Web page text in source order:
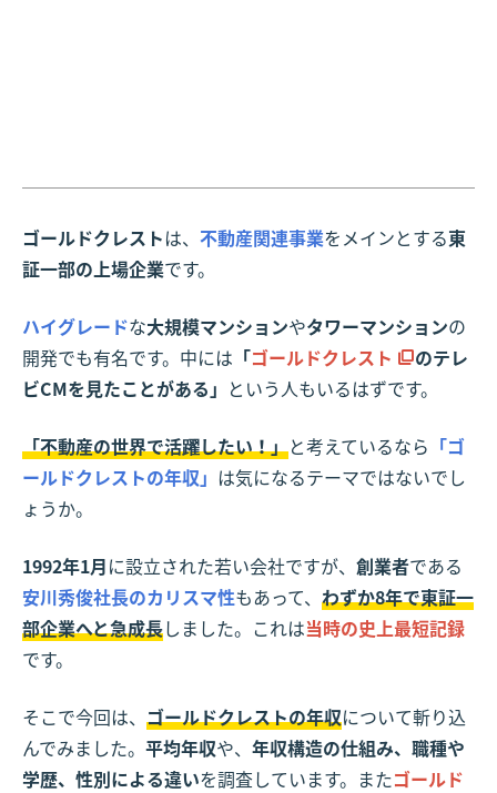
ゴールドクレストは、 不動産関連事業をメインとする東
証一部の上場企業です。
ハイグレードな大規模マンションやタワーマンションの
開発でも有名です。中には 「ゴールドクレスト
のテレ
ビCMを見たことがある」 という人もいるはずです。
「不動産の世界で活躍したい！」と考えているなら 「ゴ
ールドクレストの年収」 は気になるテーマではないでし
ょうか。
1992年1月に設立された若い会社ですが、 創業者である
安川秀俊社長のカリスマ性もあって、 わずか8年で東証一
部企業へと急成長しました。これは当時の史上最短記録
です。
そこで今回は、 ゴールドクレストの年収について斬り込
んでみました。 平均年収や、 年収構造の仕組み、職種や
学歴、性別による違いを調査しています。またゴールド